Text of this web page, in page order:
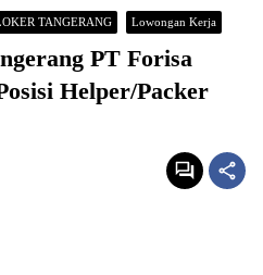
TANGERANG Lowongan Kerja
PT Forisa
Helper/Packer